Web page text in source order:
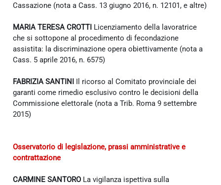
Cassazione (nota a Cass. 13 giugno 2016, n. 12101, e altre)
MARIA TERESA CROTTI Licenziamento della lavoratrice
che si sottopone al procedimento di fecondazione
assistita: la discriminazione opera obiettivamente (nota a
Cass. 5 aprile 2016, n. 6575)
FABRIZIA SANTINI Il ricorso al Comitato provinciale dei
garanti come rimedio esclusivo contro le decisioni della
Commissione elettorale (nota a Trib. Roma 9 settembre
2015)
Osservatorio di legislazione, prassi amministrative e
contrattazione
CARMINE SANTORO La vigilanza ispettiva sulla